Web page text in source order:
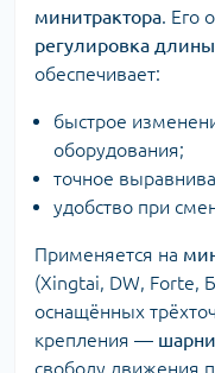
минитрактора. Его
регулировка
обеспечивает:
быстрое
оборудования;
точное
удобство при
Применяется на
(Xingtai, DW, Forte,
оснащённых
крепления —
свободу движения